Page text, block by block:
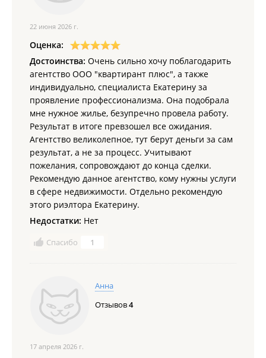
22 июня 2026 г.
Оценка:
Достоинства: Очень сильно хочу поблагодарить
агентство ООО "квартирант плюс", а также
индивидуально, специалиста Екатерину за
проявление профессионализма. Она подобрала
мне нужное жилье, безупречно провела работу.
Результат в итоге превзошел все ожидания.
Агентство великолепное, тут берут деньги за сам
результат, а не за процесс. Учитывают
пожелания, сопровождают до конца сделки.
Рекомендую данное агентство, кому нужны услуги
в сфере недвижимости. Отдельно рекомендую
этого риэлтора Екатерину.
Недостатки: Нет
Спасибо 1
Анна
Отзывов4
17 апреля 2026 г.